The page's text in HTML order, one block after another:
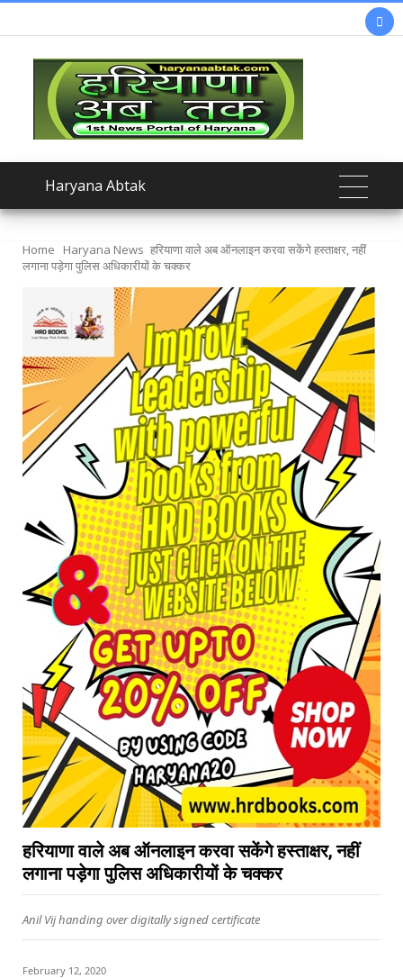

Haryana Abtak
Home Haryana News हरियाणा वाले अब ऑनलाइन करवा सकेंगे हस्ताक्षर, नहीं
लगाना पड़ेगा पुलिस अधिकारीयों के चक्कर
हरियाणा वाले अब ऑनलाइन करवा सकेंगे हस्ताक्षर, नहीं
लगाना पड़ेगा पुलिस अधिकारीयों के चक्कर
Anil Vij handing over digitally signed certificate
February 12, 2020